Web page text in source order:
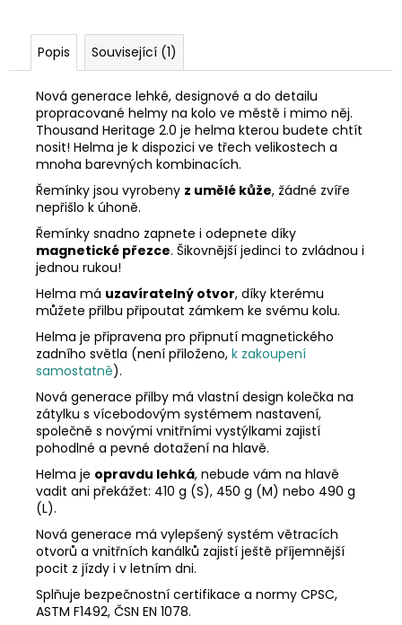
Popis Související (1)
Nová generace lehké, designové a do detailu
propracované helmy na kolo ve městě i mimo něj.
Thousand Heritage 2.0 je helma kterou budete chtít
nosit! Helma je k dispozici ve třech velikostech a
mnoha barevných kombinacích.
Řemínky jsou vyrobeny z umělé kůže, žádné zvíře
nepřišlo k úhoně.
Řemínky snadno zapnete i odepnete díky
magnetické přezce. Šikovnější jedinci to zvládnou i
jednou rukou!
Helma má uzavíratelný otvor, díky kterému
můžete přilbu připoutat zámkem ke svému kolu.
Helma je připravena pro připnutí magnetického
zadního světla (není přiloženo, k zakoupení
samostatně).
Nová generace přilby má vlastní design kolečka na
zátylku s vícebodovým systémem nastavení,
společně s novými vnitřními vystýlkami zajistí
pohodlné a pevné dotažení na hlavě.
Helma je opravdu lehká, nebude vám na hlavě
vadit ani překážet: 410 g (S), 450 g (M) nebo 490 g
(L).
Nová generace má vylepšený systém větracích
otvorů a vnitřních kanálků zajistí ještě příjemnější
pocit z jízdy i v letním dni.
Splňuje bezpečnostní certifikace a normy CPSC,
ASTM F1492, ČSN EN 1078.